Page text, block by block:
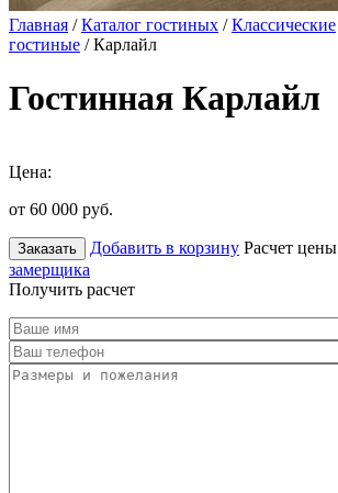
Главная /Каталог гостиных /Классические
гостиные / Карлайл
Гостинная Карлайл
Цена:
от 60 000 руб.
Заказать Добавить в корзину Расчет цены
замерщика
Получить расчет